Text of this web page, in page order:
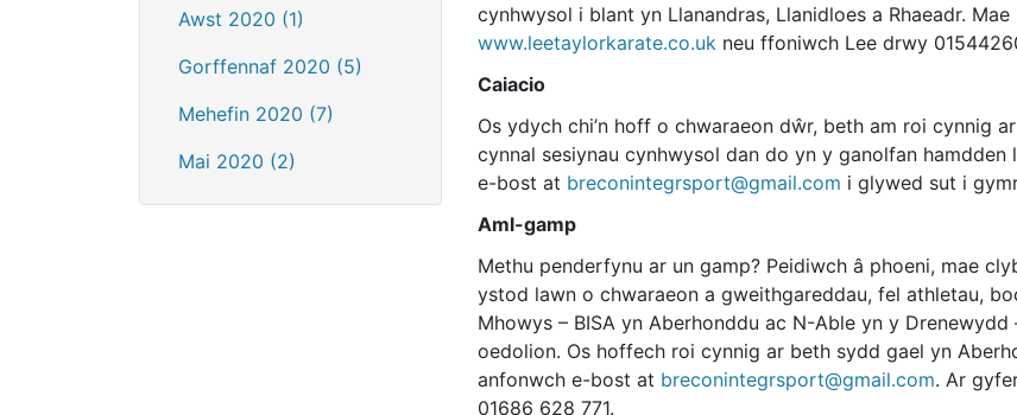
Awst 2020 (1)
Gorffennaf 2020 (5)
Mehefin 2020 (7)
Mai 2020 (2)
cynhwysol i blant yn Llanandras, Llanidloes a Rhaeadr.
www.leetaylorkarate.co.uk neu ffoniwch Lee drwy
Caiacio
Os ydych chi’n hoff o chwaraeon dŵr, beth am roi cynnig
cynnal sesiynau cynhwysol dan do yn y ganolfan
e-bost at breconintegrsport@gmail.com i glywed sut i
Aml-gamp
Methu penderfynu ar un gamp? Peidiwch â phoeni, mae
ystod lawn o chwaraeon a gweithgareddau, fel athletau,
Mhowys – BISA yn Aberhonddu ac N-Able yn y Drenewydd
oedolion. Os hoffech roi cynnig ar beth sydd gael yn
anfonwch e-bost at breconintegrsport@gmail.com. Ar
01686 628 771.